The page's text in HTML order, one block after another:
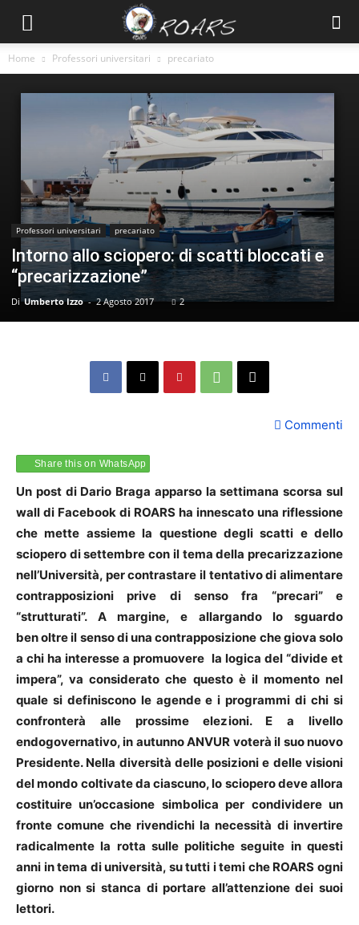
Home Professori universitari precariato
Professori universitari precariato
Intorno allo sciopero: di scatti bloccati e
“precarizzazione”
Di Umberto Izzo - 2 Agosto 2017 2
Commenti
Share this on WhatsApp
Un post di Dario Braga apparso la settimana scorsa sul
wall di Facebook di ROARS ha innescato una riflessione
che mette assieme la questione degli scatti e dello
sciopero di settembre con il tema della precarizzazione
nell’Università, per contrastare il tentativo di alimentare
contrapposizioni prive di senso fra “precari” e
“strutturati”. A margine, e allargando lo sguardo
ben oltre il senso di una contrapposizione che giova solo
a chi ha interesse a promuovere la logica del “divide et
impera”, va considerato che questo è il momento nel
quale si definiscono le agende e i programmi di chi si
confronterà alle prossime elezioni. E a livello
endogovernativo, in autunno ANVUR voterà il suo nuovo
Presidente. Nella diversità delle posizioni e delle visioni
del mondo coltivate da ciascuno, lo sciopero deve allora
costituire un’occasione simbolica per condividere un
fronte comune che rivendichi la necessità di invertire
radicalmente la rotta sulle politiche seguite in questi
anni in tema di università, su tutti i temi che ROARS ogni
giorno non si stanca di portare all’attenzione dei suoi
lettori.